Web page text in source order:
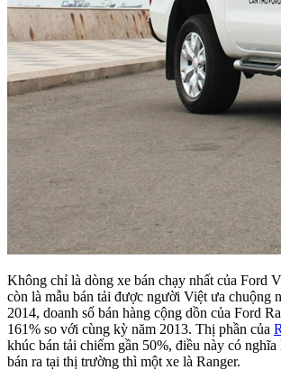
Không chỉ là dòng xe bán chạy nhất của Ford
còn là mẫu bán tải được người Việt ưa chuộng
2014, doanh số bán hàng cộng dồn của Ford
161% so với cùng kỳ năm 2013. Thị phần của
khúc bán tải chiếm gần 50%, điều này có nghĩa
bán ra tại thị trường thì một xe là Ranger.